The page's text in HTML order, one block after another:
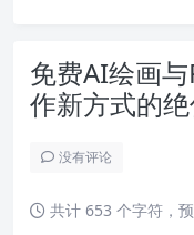
免费AI绘画
作新方式的
没有评论
共计 653 个字符，